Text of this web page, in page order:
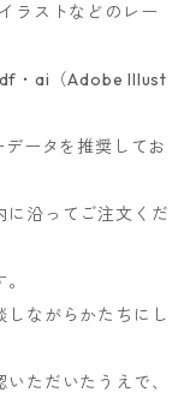
ラストなどのレー
・ai（Adobe Illust
ータを推奨してお
に沿ってご注文くだ
ながらかたちにし
ただいたうえで、